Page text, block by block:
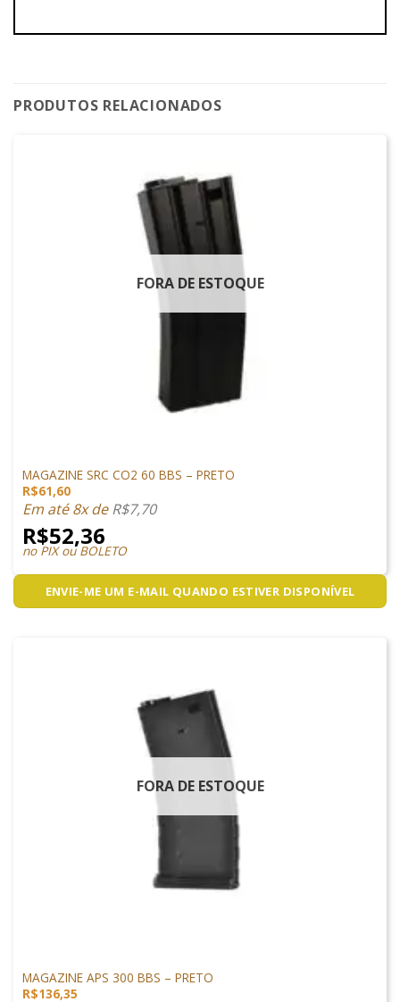
PRODUTOS RELACIONADOS
FORA DE ESTOQUE
MAGAZINE SRC CO2 60 BBS – PRETO
R$61,60
Em até 8x deR$7,70
R$52,36
no PIX ou BOLETO
ENVIE-ME UM E-MAIL QUANDO ESTIVER DISPONÍVEL
FORA DE ESTOQUE
MAGAZINE APS 300 BBS – PRETO
R$136,35